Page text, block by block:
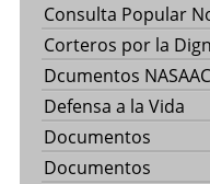
Consulta Popular
Corteros por la
Dcumentos
Defensa a la Vida
Documentos
Documentos